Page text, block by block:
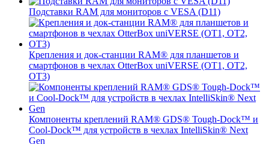
Подставки RAM для мониторов с VESA (D11)
Крепления и док-станции RAM® для планшетов и
смартфонов в чехлах OtterBox uniVERSE (OT1, OT2,
OT3)
Компоненты креплений RAM® GDS® Tough-Dock™ и
Cool-Dock™ для устройств в чехлах IntelliSkin® Next
Gen